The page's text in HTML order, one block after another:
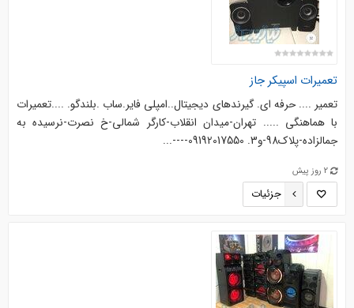
تعمیرات اسپیکر جاز
تعمیر .... حرفه ای. گیرندهای دیجیتال..امپلی فایر.ساب .بلندگو. ....‌‌تعمیرات
با هماهنگی ..... تهران-میدان انقلاب-کارگر شمالی-خ نصرت-نرسیده به
جمالزاده-پلاک98-و3. 09192017550----...
2 روز پیش
جزئیات